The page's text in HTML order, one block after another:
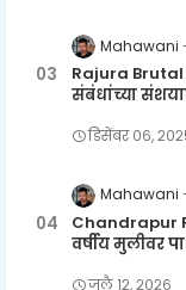
Mahawani
Rajura Brutal
संबंधांच्या
डिसेंबर ०६,
Mahawani
Chandrapur
वर्षीय मुलीवर
जुलै १२, २०२६